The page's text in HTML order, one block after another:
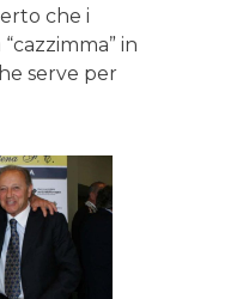
che i
in
serve per